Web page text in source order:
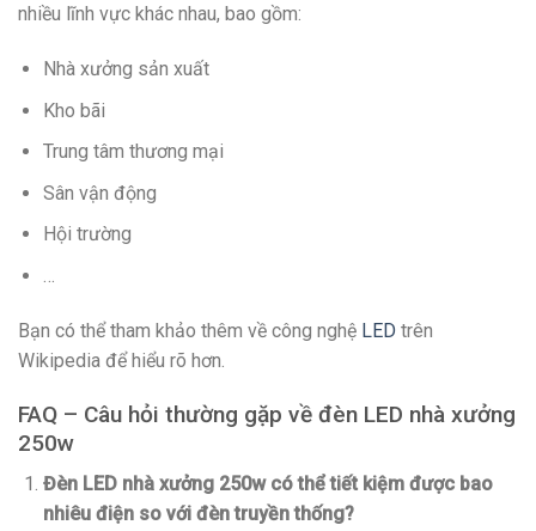
nhiều lĩnh vực khác nhau, bao gồm:
Nhà xưởng sản xuất
Kho bãi
Trung tâm thương mại
Sân vận động
Hội trường
…
Bạn có thể tham khảo thêm về công nghệ LED trên
Wikipedia để hiểu rõ hơn.
FAQ – Câu hỏi thường gặp về đèn LED nhà xưởng
250w
Đèn LED nhà xưởng 250w có thể tiết kiệm được bao
nhiêu điện so với đèn truyền thống?